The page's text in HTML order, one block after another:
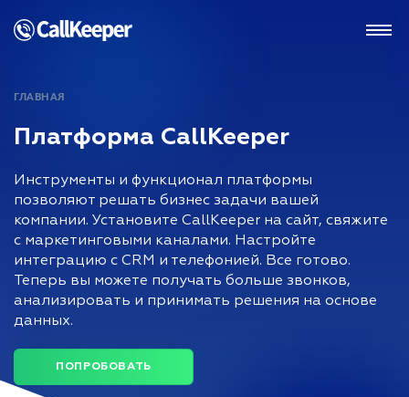
ГЛАВНАЯ
Платформа CallKeeper
Инструменты и функционал платформы
позволяют решать бизнес задачи вашей
компании. Установите CallKeeper на сайт, свяжите
с маркетинговыми каналами. Настройте
интеграцию с CRM и телефонией. Все готово.
Теперь вы можете получать больше звонков,
анализировать и принимать решения на основе
данных.
ПОПРОБОВАТЬ